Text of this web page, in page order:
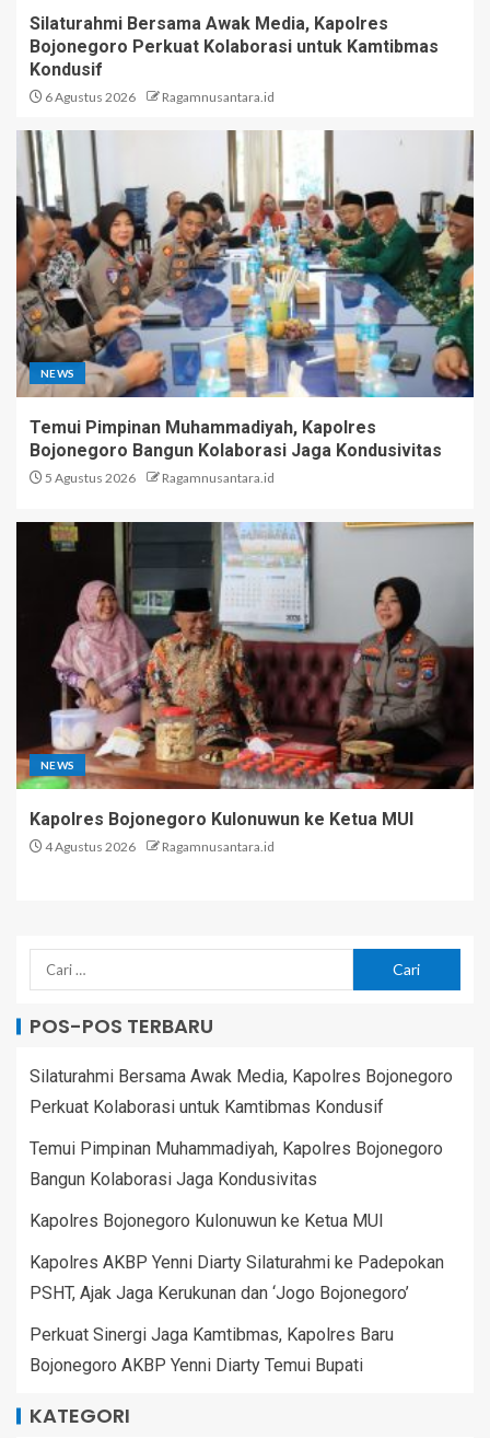
Silaturahmi Bersama Awak Media, Kapolres
Bojonegoro Perkuat Kolaborasi untuk Kamtibmas
Kondusif
6 Agustus 2026 Ragamnusantara.id
NEWS
Temui Pimpinan Muhammadiyah, Kapolres
Bojonegoro Bangun Kolaborasi Jaga Kondusivitas
5 Agustus 2026 Ragamnusantara.id
NEWS
Kapolres Bojonegoro Kulonuwun ke Ketua MUI
4 Agustus 2026 Ragamnusantara.id
POS-POS TERBARU
Silaturahmi Bersama Awak Media, Kapolres Bojonegoro
Perkuat Kolaborasi untuk Kamtibmas Kondusif
Temui Pimpinan Muhammadiyah, Kapolres Bojonegoro
Bangun Kolaborasi Jaga Kondusivitas
Kapolres Bojonegoro Kulonuwun ke Ketua MUI
Kapolres AKBP Yenni Diarty Silaturahmi ke Padepokan
PSHT, Ajak Jaga Kerukunan dan ‘Jogo Bojonegoro’
Perkuat Sinergi Jaga Kamtibmas, Kapolres Baru
Bojonegoro AKBP Yenni Diarty Temui Bupati
KATEGORI